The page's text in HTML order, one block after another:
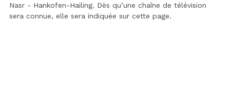
Nasr - Hankofen-Hailing. Dès qu’une chaîne de télévision
sera connue, elle sera indiquée sur cette page.